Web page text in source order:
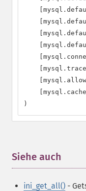
)
Siehe auch
ini_get_all() -